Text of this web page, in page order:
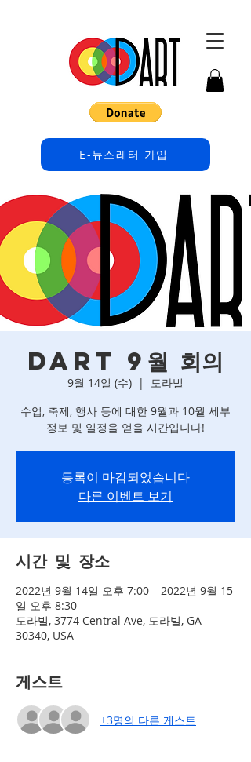
E-뉴스레터 가입
DART 9월 회의
9월 14일 (수)
  |
도라빌
수업, 축제, 행사 등에 대한 9월과 10월 세부
정보 및 일정을 얻을 시간입니다!
등록이 마감되었습니다
다른 이벤트 보기
시간 및 장소
2022년 9월 14일 오후 7:00 – 2022년 9월 15
일 오후 8:30
도라빌, 3774 Central Ave, 도라빌, GA
30340, USA
게스트
+3명의 다른 게스트